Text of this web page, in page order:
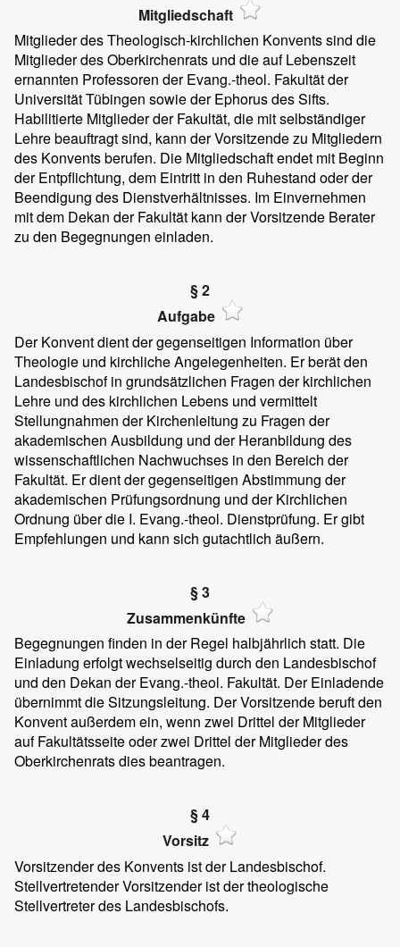
Mitgliedschaft
Mitglieder des Theologisch-kirchlichen Konvents sind die
Mitglieder des Oberkirchenrats und die auf Lebenszeit
ernannten Professoren der Evang.-theol. Fakultät der
Universität Tübingen sowie der Ephorus des Sifts.
Habilitierte Mitglieder der Fakultät, die mit selbständiger
Lehre beauftragt sind, kann der Vorsitzende zu Mitgliedern
des Konvents berufen. Die Mitgliedschaft endet mit Beginn
der Entpflichtung, dem Eintritt in den Ruhestand oder der
Beendigung des Dienstverhältnisses. Im Einvernehmen
mit dem Dekan der Fakultät kann der Vorsitzende Berater
zu den Begegnungen einladen.
§ 2
Aufgabe
Der Konvent dient der gegenseitigen Information über
Theologie und kirchliche Angelegenheiten. Er berät den
Landesbischof in grundsätzlichen Fragen der kirchlichen
Lehre und des kirchlichen Lebens und vermittelt
Stellungnahmen der Kirchenleitung zu Fragen der
akademischen Ausbildung und der Heranbildung des
wissenschaftlichen Nachwuchses in den Bereich der
Fakultät. Er dient der gegenseitigen Abstimmung der
akademischen Prüfungsordnung und der Kirchlichen
Ordnung über die I. Evang.-theol. Dienstprüfung. Er gibt
Empfehlungen und kann sich gutachtlich äußern.
§ 3
Zusammenkünfte
Begegnungen finden in der Regel halbjährlich statt. Die
Einladung erfolgt wechselseitig durch den Landesbischof
und den Dekan der Evang.-theol. Fakultät. Der Einladende
übernimmt die Sitzungsleitung. Der Vorsitzende beruft den
Konvent außerdem ein, wenn zwei Drittel der Mitglieder
auf Fakultätsseite oder zwei Drittel der Mitglieder des
Oberkirchenrats dies beantragen.
§ 4
Vorsitz
Vorsitzender des Konvents ist der Landesbischof.
Stellvertretender Vorsitzender ist der theologische
Stellvertreter des Landesbischofs.